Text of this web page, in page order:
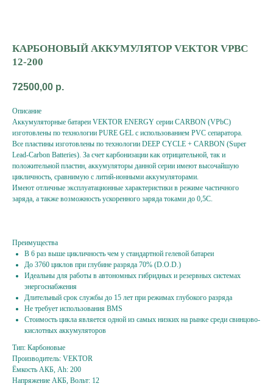
КАРБОНОВЫЙ АККУМУЛЯТОР VEKTOR VPBC
12-200
72500,00 р.
Описание
Аккумуляторные батареи VEKTOR ENERGY серии CARBON (VPbC)
изготовлены по технологии PURE GEL с использованием PVC сепаратора.
Все пластины изготовлены по технологии DEEP CYCLE + CARBON (Super
Lead-Carbon Batteries). За счет карбонизации как отрицательной, так и
положительной пластин, аккумуляторы данной серии имеют высочайшую
цикличность, сравнимую с литий-ионными аккумуляторами.
Имеют отличные эксплуатационные характеристики в режиме частичного
заряда, а также возможность ускоренного заряда токами до 0,5С.
Преимущества
В 6 раз выше цикличность чем у стандартной гелевой батареи
До 3760 циклов при глубине разряда 70% (D.O.D.)
Идеальны для работы в автономных гибридных и резервных системах
энергоснабжения
Длительный срок службы до 15 лет при режимах глубокого разряда
Не требует использования BMS
Стоимость цикла является одной из самых низких на рынке среди свинцово-
кислотных аккумуляторов
Тип: Карбоновые
Производитель: VEKTOR
Ёмкость АКБ, Ah: 200
Напряжение АКБ, Вольт: 12